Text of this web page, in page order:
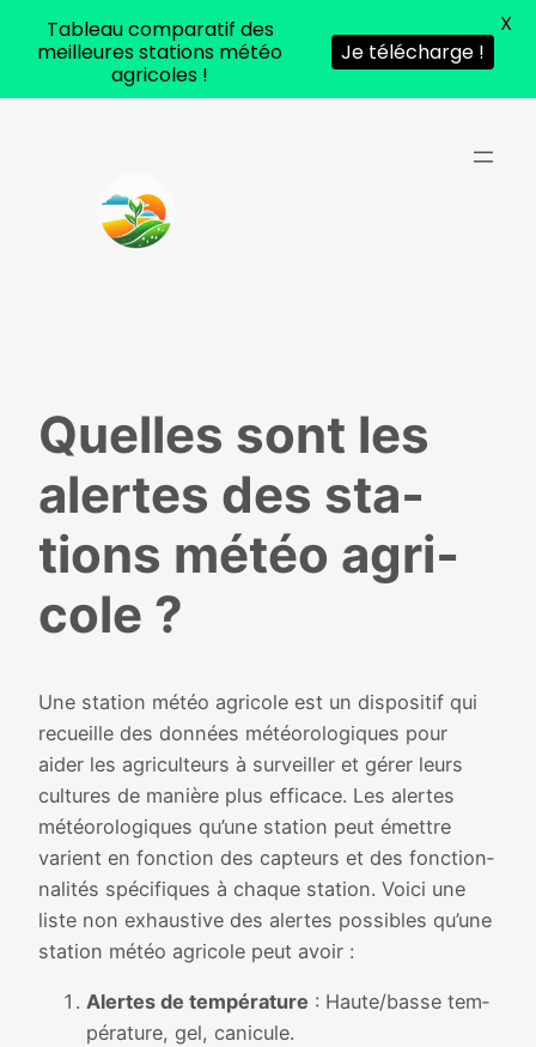
Quelles sont les
alertes des sta­
tions météo agri­
cole ?
Une sta­tion météo agri­cole est un dis­po­si­tif qui
recueille des don­nées météo­ro­lo­giques pour
aider les agri­cul­teurs à sur­veiller et gérer leurs
cultures de manière plus effi­cace. Les alertes
météo­ro­lo­giques qu’une sta­tion peut émettre
varient en fonc­tion des cap­teurs et des fonc­tion­
na­li­tés spé­ci­fiques à chaque sta­tion. Voici une
liste non exhaus­tive des alertes pos­sibles qu’une
sta­tion météo agri­cole peut avoir :
Alertes de tem­pé­ra­ture : Haute/basse tem­
pé­ra­ture, gel, cani­cule.
Tableau comparatif des
meilleures stations météo
agricoles !
Je télécharge !
X